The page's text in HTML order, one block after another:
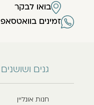
גנים ושושנים
חנות אונליין
בואו לבקר
זמינים בוואטסאפ